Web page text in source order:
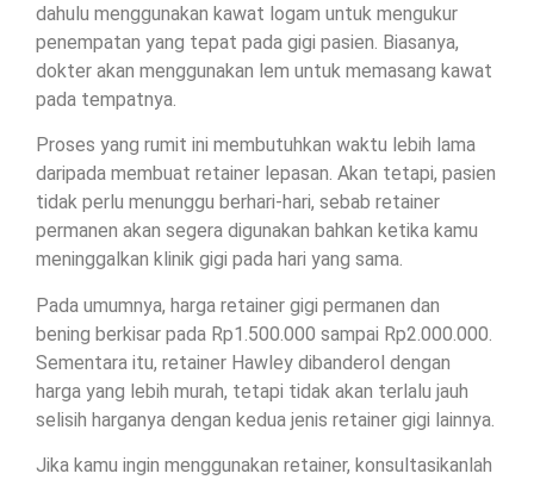
dahulu menggunakan kawat logam untuk mengukur
penempatan yang tepat pada gigi pasien. Biasanya,
dokter akan menggunakan lem untuk memasang kawat
pada tempatnya.
Proses yang rumit ini membutuhkan waktu lebih lama
daripada membuat retainer lepasan. Akan tetapi, pasien
tidak perlu menunggu berhari-hari, sebab retainer
permanen akan segera digunakan bahkan ketika kamu
meninggalkan klinik gigi pada hari yang sama.
Pada umumnya, harga retainer gigi permanen dan
bening berkisar pada Rp1.500.000 sampai Rp2.000.000.
Sementara itu, retainer Hawley dibanderol dengan
harga yang lebih murah, tetapi tidak akan terlalu jauh
selisih harganya dengan kedua jenis retainer gigi lainnya.
Jika kamu ingin menggunakan retainer, konsultasikanlah